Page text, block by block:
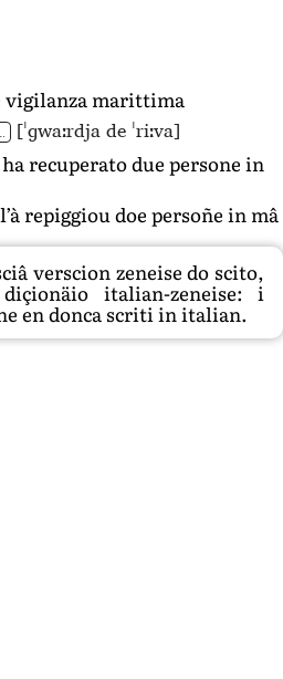
vigilanza marittima
[ˈɡwaːrdja de ˈriːva]
recuperato due persone in
repiggiou doe persoñe in mâ
verscion zeneise do scito,
italian-zeneise: i
en donca scriti in italian.